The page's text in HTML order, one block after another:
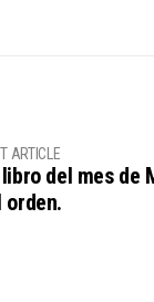
ARTICLE
del mes de
orden.